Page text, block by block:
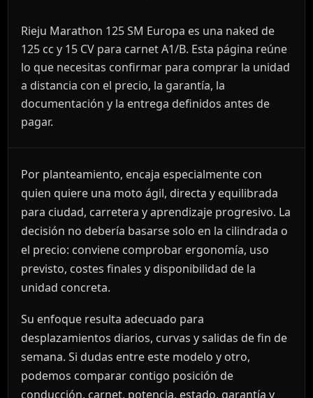
Rieju Marathon 125 SM Europa es una naked de
125 cc y 15 CV para carnet A1/B. Esta página reúne
lo que necesitas confirmar para comprar la unidad
a distancia con el precio, la garantía, la
documentación y la entrega definidos antes de
pagar.
Por planteamiento, encaja especialmente con
quien quiere una moto ágil, directa y equilibrada
para ciudad, carretera y aprendizaje progresivo. La
decisión no debería basarse solo en la cilindrada o
el precio: conviene comprobar ergonomía, uso
previsto, costes finales y disponibilidad de la
unidad concreta.
Su enfoque resulta adecuado para
desplazamientos diarios, curvas y salidas de fin de
semana. Si dudas entre este modelo y otro,
podemos comparar contigo posición de
conducción, carnet, potencia, estado, garantía y